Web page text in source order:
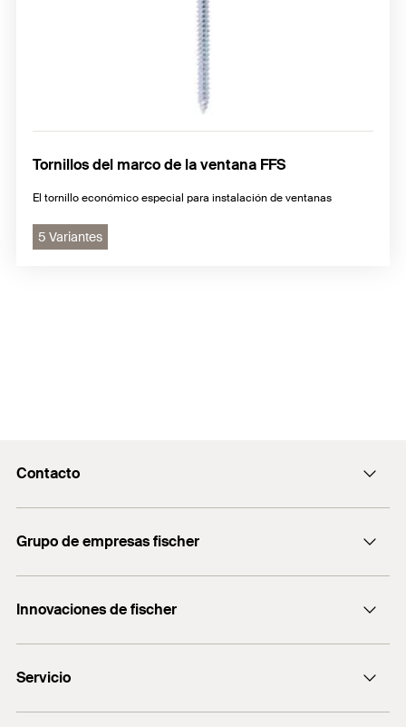
Tornillos del marco de la ventana FFS
El tornillo económico especial para instalación de ventanas
5 Variantes
Contacto
Recepcion@fischer.com.ar
+54 (11) 4721-7700
Grupo de empresas fischer
fischertechnik
Innovaciones de fischer
FBS II
MS Express
Servicio